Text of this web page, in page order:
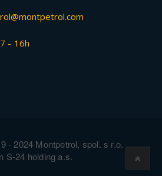
- 16h
- 2024 Montpetrol, spol. s r.o.
S-24 holding a.s.